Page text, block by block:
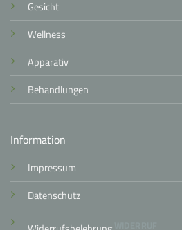
Gesicht
Wellness
Apparativ
Behandlungen
Information
Impressum
Datenschutz